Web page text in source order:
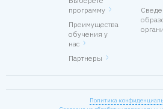
программу
Преимущества
обучения у
нас
Партнеры
Политика